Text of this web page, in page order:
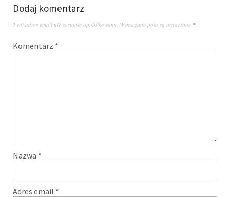
Dodaj komentarz
Twój adres email nie zostanie opublikowany. Wymagane pola są oznaczone *
Komentarz *
Nazwa *
Adres email *